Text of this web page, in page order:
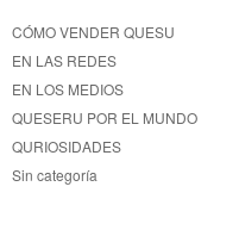
CÓMO VENDER QUESU
EN LAS REDES
EN LOS MEDIOS
QUESERU POR EL MUNDO
QURIOSIDADES
Sin categoría